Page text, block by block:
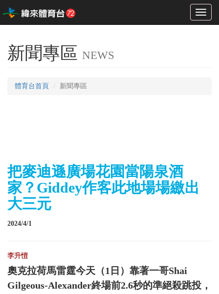
Toggle
新聞專區 NEWS
體育台首頁 新聞專區
把麥迪遜廣場花園當陽泉酒
家？Giddey作客此地場場繳出
大三元
2024/4/1
李升愷
奧克拉荷馬雷霆今天（1日）靠著一哥Shai
Gilgeous-Alexander終場前2.6秒的準絕殺跳投，